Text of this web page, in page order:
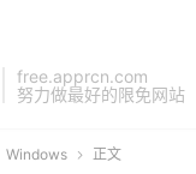
free.apprcn.com
努力做最好的限免网站
Windows  正文